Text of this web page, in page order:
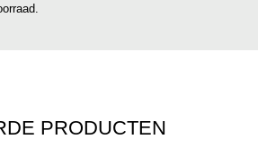
PRODUCTEN